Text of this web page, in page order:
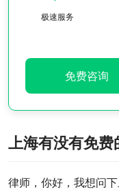
极速服务
免费咨询
上海有没有免费
律师，你好，我想问